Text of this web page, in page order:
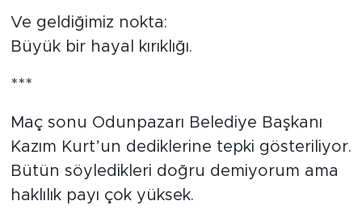
Ve geldiğimiz nokta:
Büyük bir hayal kırıklığı.
***
Maç sonu Odunpazarı Belediye Başkanı
Kazım Kurt’un dediklerine tepki gösteriliyor.
Bütün söyledikleri doğru demiyorum ama
haklılık payı çok yüksek.